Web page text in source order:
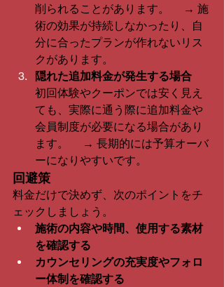
削られることがあります。 　→ 施
術の効果が持続しなかったり、自
分に合ったプランが作れないリス
クがあります。
隠れた追加料金が発生する場合
初回体験やクーポンでは安く見え
ても、実際に通う際に追加料金や
会員制度が必要になる場合があり
ます。 　→ 長期的には予算オーバ
ーになりやすいです。
回避策
料金だけで決めず、次のポイントをチ
ェックしましょう。
施術の内容や時間、使用する素材
を確認する
カウンセリングの充実度やフォロ
ー体制を確認する